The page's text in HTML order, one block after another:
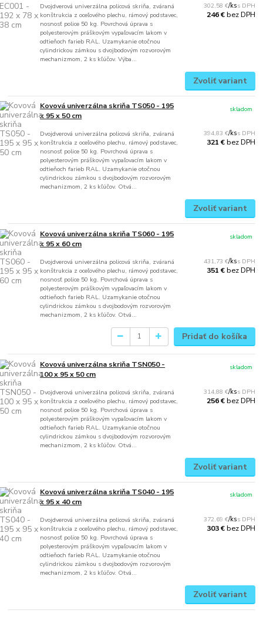
Dvojdverová univerzálna policová skriňa, zváraná
konštrukcia z oceľového plechu, rámový podstavec,
nosnosť police 50 kg. Povrchová úprava s
polyesterovým práškovým vypaľovacím lakom v
odtieňoch farieb RAL. Uzamykanie otočnou
cylindrickou zámkou s dvojbodovým rozvorovým
mechanizmom, 2 ks kľúčov. Výba...
302,58 €/ks
246 €bez DPH
Zvoliť variant
Kovová univerzálna skriňa TS050 - 195
x 95 x 50 cm
Dvojdverová univerzálna policová skriňa, zváraná
konštrukcia z oceľového plechu, rámový podstavec,
nosnosť police 50 kg. Povrchová úprava s
polyesterovým práškovým vypaľovacím lakom v
odtieňoch farieb RAL. Uzamykanie otočnou
cylindrickou zámkou s dvojbodovým rozvorovým
mechanizmom, 2 ks kľúčov. Otvá...
394,83 €/ks
321 €bez DPH
skladom
Zvoliť variant
Kovová univerzálna skriňa TS060 - 195
x 95 x 60 cm
Dvojdverová univerzálna policová skriňa, zváraná
konštrukcia z oceľového plechu, rámový podstavec,
nosnosť police 50 kg. Povrchová úprava s
polyesterovým práškovým vypaľovacím lakom v
odtieňoch farieb RAL. Uzamykanie otočnou
cylindrickou zámkou s dvojbodovým rozvorovým
mechanizmom, 2 ks kľúčov. Otvá...
431,73 €/ks
351 €bez DPH
skladom
Pridať do košíka
Kovová univerzálna skriňa TSN050 -
100 x 95 x 50 cm
Dvojdverová univerzálna policová skriňa, zváraná
konštrukcia z oceľového plechu, rámový podstavec,
nosnosť police 50 kg. Povrchová úprava s
polyesterovým práškovým vypaľovacím lakom v
odtieňoch farieb RAL. Uzamykanie otočnou
cylindrickou zámkou s dvojbodovým rozvorovým
mechanizmom, 2 ks kľúčov. Otvá...
314,88 €/ks
256 €bez DPH
skladom
Zvoliť variant
Kovová univerzálna skriňa TS040 - 195
x 95 x 40 cm
Dvojdverová univerzálna policová skriňa, zváraná
konštrukcia z oceľového plechu, rámový podstavec,
nosnosť police 50 kg. Povrchová úprava s
polyesterovým práškovým vypaľovacím lakom v
odtieňoch farieb RAL. Uzamykanie otočnou
cylindrickou zámkou s dvojbodovým rozvorovým
mechanizmom, 2 ks kľúčov. Otvá...
372,69 €/ks
303 €bez DPH
skladom
Zvoliť variant